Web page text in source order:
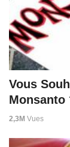
Vous
Monsanto
2,3M Vues